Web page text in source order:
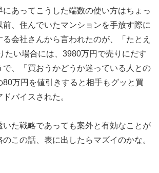
にあってこうした端数の使い方はちょっ
前、住んでいたマンションを手放す際に
会社さんから言われたのが、「たとえ
たい場合には、3980万円で売りにだす
で、「買おうかどうか迷っている人との
80万円を値引きすると相手もグッと買
バイスされた。
いた戦略であっても案外と有効なことが
この話、表に出したらマズイのかな。